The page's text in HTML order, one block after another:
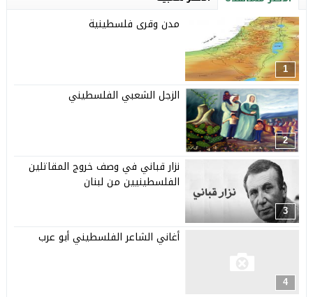
1
مدن وقرى فلسطينية
2
الزجل الشعبي الفلسطيني
3
نزار قباني في وصف خروج المقاتلين
الفلسطينيين من لبنان
4
أغاني الشاعر الفلسطيني أبو عرب